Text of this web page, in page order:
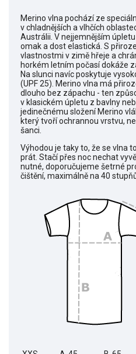
Merino vlna pochází ze
v chladnějších a vlhčích
Austrálii. V nejjemnějším
omak a dost elastická. S
vlastnostmi v zimě hřeje a
horkém letním počasí dokáže
Na slunci navíc poskytuje
(UPF 25). Merino vlna má
dlouho bez zápachu - ten
v klasickém úpletu z bavlny
jedinečnému složení Merino
který tvoří ochrannou vrstvu,
šanci.
Výhodou je taky to, že se vlna
prát. Stačí přes noc nechat
nutné, doporučujeme šetrné
čištění, maximálně na 40